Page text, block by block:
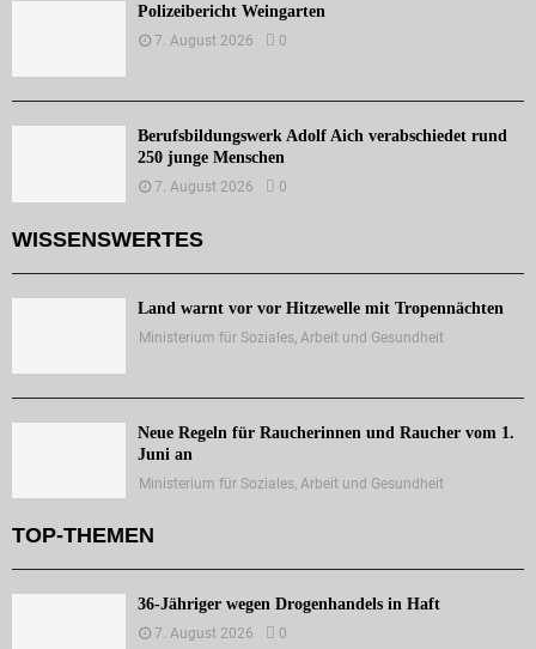
Polizeibericht Weingarten
7. August 2026 0
Berufsbildungswerk Adolf Aich verabschiedet rund
250 junge Menschen
7. August 2026 0
WISSENSWERTES
Land warnt vor vor Hitzewelle mit Tropennächten
Ministerium für Soziales, Arbeit und Gesundheit
Neue Regeln für Raucherinnen und Raucher vom 1.
Juni an
Ministerium für Soziales, Arbeit und Gesundheit
TOP-THEMEN
36-Jähriger wegen Drogenhandels in Haft
7. August 2026 0